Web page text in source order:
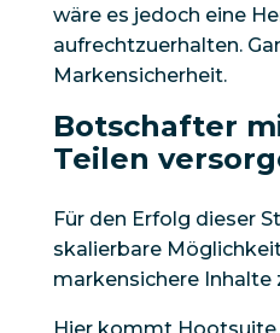
wäre es jedoch eine
aufrechtzuerhalten.
Markensicherheit.
Botschafter
Teilen
Für den Erfolg dieser
skalierbare
markensichere Inhalte